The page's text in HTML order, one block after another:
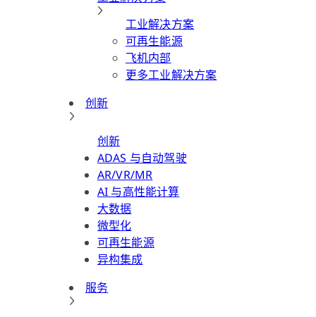
工业解决方案
可再生能源
飞机内部
更多工业解决方案
创新
创新
ADAS 与自动驾驶
AR/VR/MR
AI 与高性能计算
大数据
微型化
可再生能源
异构集成
服务